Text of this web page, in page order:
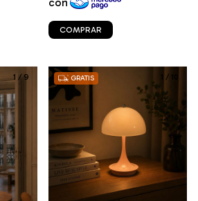
COMPRAR
1 / 9 / 10
GRATIS